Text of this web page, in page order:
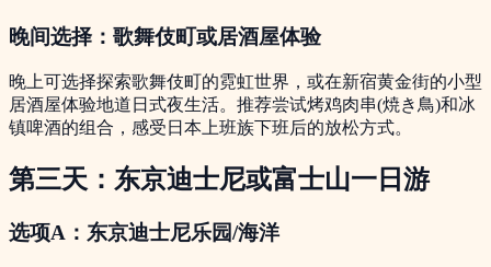
晚间选择：歌舞伎町或居酒屋体验
晚上可选择探索歌舞伎町的霓虹世界，或在新宿黄金街的小型
居酒屋体验地道日式夜生活。推荐尝试烤鸡肉串(焼き鳥)和冰
镇啤酒的组合，感受日本上班族下班后的放松方式。
第三天：东京迪士尼或富士山一日游
选项A：东京迪士尼乐园/海洋